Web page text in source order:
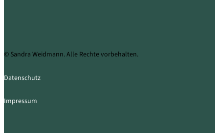
© Sandra Weidmann. Alle Rechte vorbehalten.
Datenschutz
Impressum